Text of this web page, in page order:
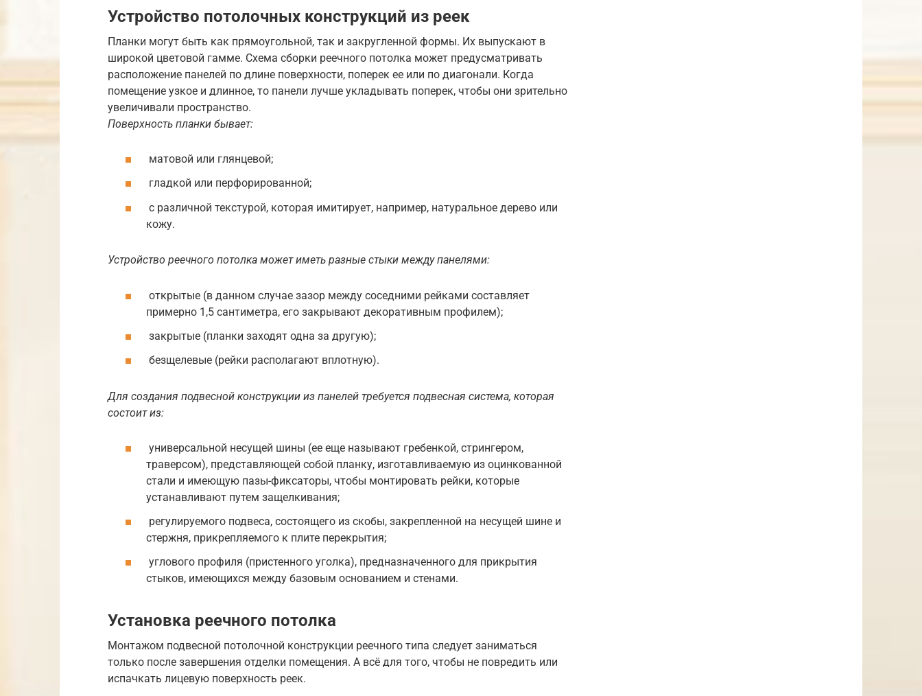
Устройство потолочных конструкций из реек
Планки могут быть как прямоугольной, так и закругленной формы. Их выпускают в
широкой цветовой гамме. Схема сборки реечного потолка может предусматривать
расположение панелей по длине поверхности, поперек ее или по диагонали. Когда
помещение узкое и длинное, то панели лучше укладывать поперек, чтобы они зрительно
увеличивали пространство.
Поверхность планки бывает:
матовой или глянцевой;
гладкой или перфорированной;
с различной текстурой, которая имитирует, например, натуральное дерево или
кожу.
Устройство реечного потолка может иметь разные стыки между панелями:
открытые (в данном случае зазор между соседними рейками составляет
примерно 1,5 сантиметра, его закрывают декоративным профилем);
закрытые (планки заходят одна за другую);
безщелевые (рейки располагают вплотную).
Для создания подвесной конструкции из панелей требуется подвесная система, которая
состоит из:
универсальной несущей шины (ее еще называют гребенкой, стрингером,
траверсом), представляющей собой планку, изготавливаемую из оцинкованной
стали и имеющую пазы-фиксаторы, чтобы монтировать рейки, которые
устанавливают путем защелкивания;
регулируемого подвеса, состоящего из скобы, закрепленной на несущей шине и
стержня, прикрепляемого к плите перекрытия;
углового профиля (пристенного уголка), предназначенного для прикрытия
стыков, имеющихся между базовым основанием и стенами.
Установка реечного потолка
Монтажом подвесной потолочной конструкции реечного типа следует заниматься
только после завершения отделки помещения. А всё для того, чтобы не повредить или
испачкать лицевую поверхность реек.